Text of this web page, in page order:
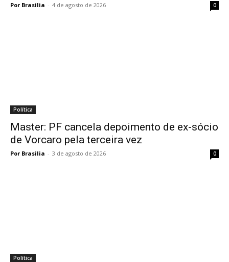
Por Brasilia - 4 de agosto de 2026 0
Política
Master: PF cancela depoimento de ex-sócio
de Vorcaro pela terceira vez
Por Brasilia - 3 de agosto de 2026 0
Política